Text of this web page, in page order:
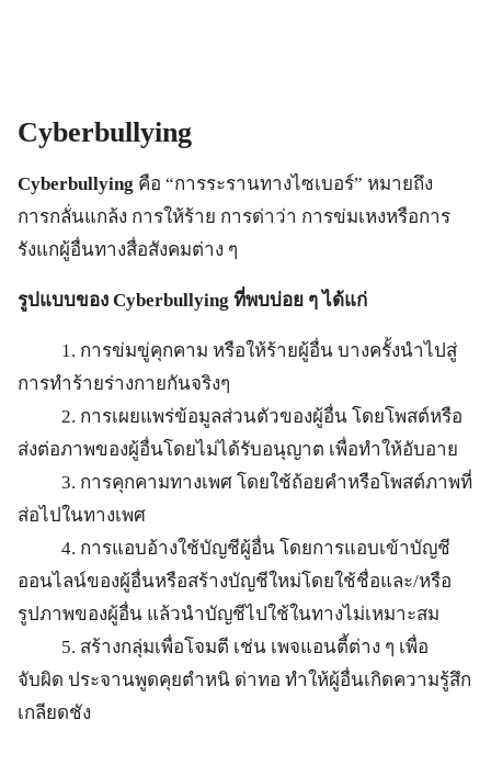
Cyberbullying
Cyberbullying คือ “การระรานทางไซเบอร์” หมายถึง
การกลั่นแกล้ง การให้ร้าย การด่าว่า การข่มเหงหรือการ
รังแกผู้อื่นทางสื่อสังคมต่าง ๆ
รูปแบบของ Cyberbullying ที่พบบ่อย ๆ ได้แก่
1. การข่มขู่คุกคาม หรือให้ร้ายผู้อื่น บางครั้งนําไปสู่
การทำร้ายร่างกายกันจริงๆ
2. การเผยแพร่ข้อมูลส่วนตัวของผู้อื่น โดยโพสต์หรือ
ส่งต่อภาพของผู้อื่นโดยไม่ได้รับอนุญาต เพื่อทำให้อับอาย
3. การคุกคามทางเพศ โดยใช้ถ้อยคําหรือโพสต์ภาพที่
ส่อไปในทางเพศ
4. การแอบอ้างใช้บัญชีผู้อื่น โดยการแอบเข้าบัญชี
ออนไลน์ของผู้อื่นหรือสร้างบัญชีใหม่โดยใช้ชื่อและ/หรือ
รูปภาพของผู้อื่น แล้วนําบัญชีไปใช้ในทางไม่เหมาะสม
5. สร้างกลุ่มเพื่อโจมตี เช่น เพจแอนตี้ต่าง ๆ เพื่อ
จับผิด ประจานพูดคุยตําหนิ ด่าทอ ทำให้ผู้อื่นเกิดความรู้สึก
เกลียดชัง